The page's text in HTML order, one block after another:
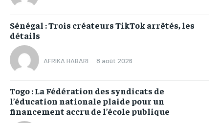
Sénégal : Trois créateurs TikTok arrêtés, les
détails
AFRIKA HABARI - 8 août 2026
Togo : La Fédération des syndicats de
l’éducation nationale plaide pour un
financement accru de l’école publique